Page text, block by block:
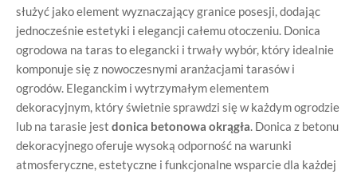
służyć jako element wyznaczający granice posesji, dodając
jednocześnie estetyki i elegancji całemu otoczeniu. Donica
ogrodowa na taras to elegancki i trwały wybór, który idealnie
komponuje się z nowoczesnymi aranżacjami tarasów i
ogrodów. Eleganckim i wytrzymałym elementem
dekoracyjnym, który świetnie sprawdzi się w każdym ogrodzie
lub na tarasie jest donica betonowa okrągła. Donica z betonu
dekoracyjnego oferuje wysoką odporność na warunki
atmosferyczne, estetyczne i funkcjonalne wsparcie dla każdej